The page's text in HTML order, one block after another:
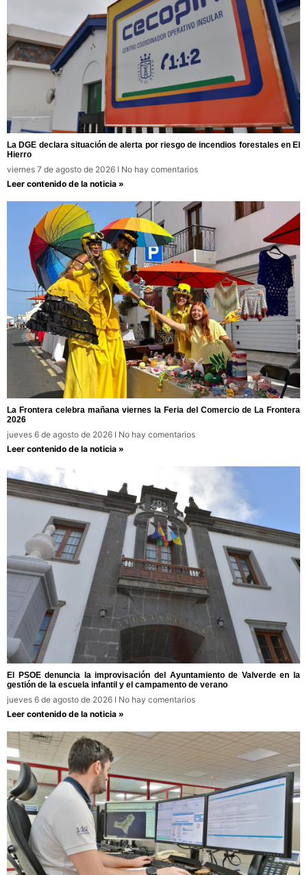
La DGE declara situación de alerta por riesgo de incendios forestales en El
Hierro
viernes 7 de agosto de 2026
No hay comentarios
Leer contenido de la noticia »
La Frontera celebra mañana viernes la Feria del Comercio de La Frontera
2026
jueves 6 de agosto de 2026
No hay comentarios
Leer contenido de la noticia »
El PSOE denuncia la improvisación del Ayuntamiento de Valverde en la
gestión de la escuela infantil y el campamento de verano
jueves 6 de agosto de 2026
No hay comentarios
Leer contenido de la noticia »